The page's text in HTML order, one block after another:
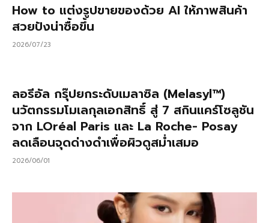
How to แต่งรูปขายของด้วย AI ให้ภาพสินค้า
สวยปังน่าซื้อขึ้น
2026/07/23
ลอรีอัล กรุ๊ปยกระดับเมลาซิล (Melasyl™)
นวัตกรรมโมเลกุลเอกสิทธิ์ สู่ 7 สกินแคร์โซลูชัน
จาก LOréal Paris และ La Roche- Posay
ลดเลือนจุดด่างดำเพื่อผิวดูสม่ำเสมอ
2026/06/01